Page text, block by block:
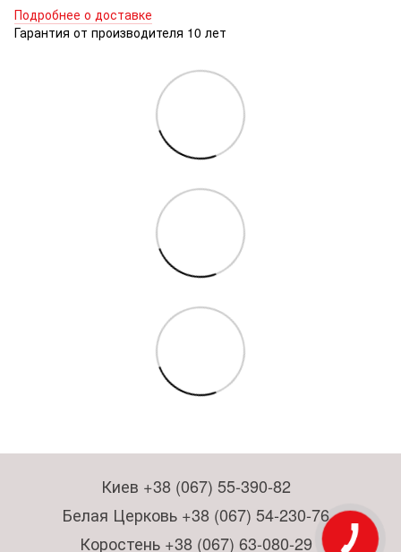
Подробнее о доставке
Гарантия от производителя 10 лет
Киев +38 (067) 55-390-82
Белая Церковь +38 (067) 54-230-76
Коростень +38 (067) 63-080-29